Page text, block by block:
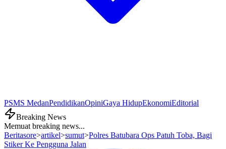
PSMS MedanPendidikanOpiniGaya HidupEkonomiEditorial
Breaking News
Memuat breaking news...
Beritasore>artikel>sumut>Polres Batubara Ops Patuh Toba, Bagi
Stiker Ke Pengguna Jalan